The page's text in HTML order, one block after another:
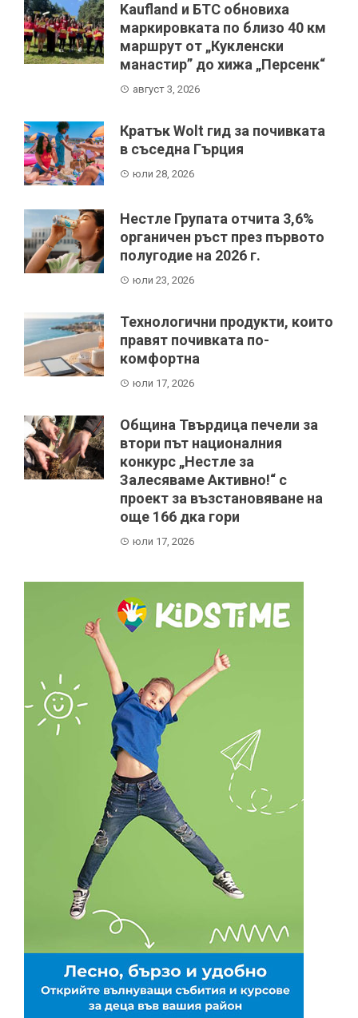
Kaufland и БТС обновиха
маркировката по близо 40 км
маршрут от „Кукленски
манастир” до хижа „Персенк“
август 3, 2026
Кратък Wolt гид за почивката
в съседна Гърция
юли 28, 2026
Нестле Групата отчита 3,6%
органичен ръст през първото
полугодие на 2026 г.
юли 23, 2026
Технологични продукти, които
правят почивката по-
комфортна
юли 17, 2026
Община Твърдица печели за
втори път националния
конкурс „Нестле за
Залесяваме Активно!“ с
проект за възстановяване на
още 166 дка гори
юли 17, 2026